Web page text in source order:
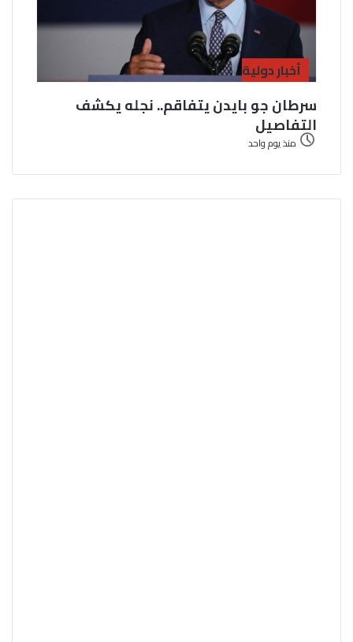
أخبار دولية
سرطان جو بايدن يتفاقم.. نجله يكشف
التفاصيل
منذ يوم واحد